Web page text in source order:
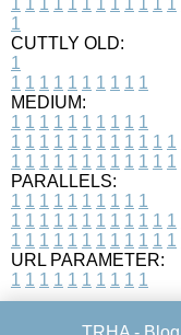
1
CUTTLY OLD:
1
1 1 1 1 1 1 1 1 1 1
MEDIUM:
1 1 1 1 1 1 1 1 1 1
1 1 1 1 1 1 1 1 1 1 1 1
1 1 1 1 1 1 1 1 1 1 1 1
PARALLELS:
1 1 1 1 1 1 1 1 1 1
1 1 1 1 1 1 1 1 1 1 1 1
1 1 1 1 1 1 1 1 1 1 1 1
URL PARAMETER:
1 1 1 1 1 1 1 1 1 1